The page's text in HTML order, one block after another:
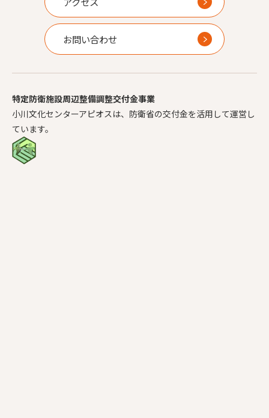
お問い合わせ
特定防衛施設周辺整備調整交付金事業
小川文化センターアピオスは、防衛省の交付金を活用して運営し
ています。